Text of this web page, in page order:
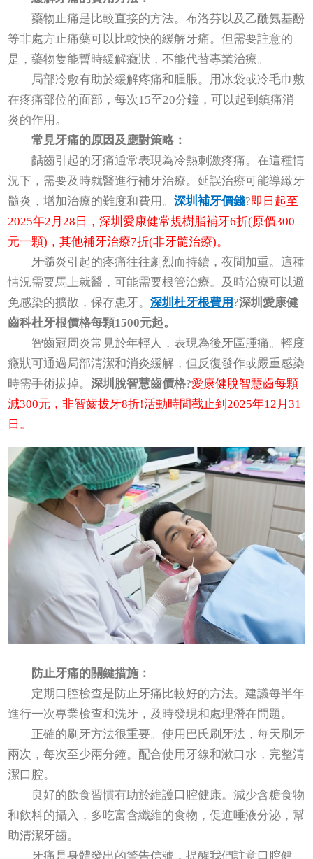
藥物止痛是比較直接的方法。布洛芬以及乙酰氨基酚
等非處方止痛藥可以比較快的緩解牙痛。但需要註意的
是，藥物隻能暫時緩解癥狀，不能代替專業治療。
局部冷敷有助於緩解疼痛和腫脹。用冰袋或冷毛巾敷
在疼痛部位的面部，每次15至20分鐘，可以起到鎮痛消
炎的作用。
常見牙痛的原因及應對策略：
齲齒引起的牙痛通常表現為冷熱刺激疼痛。在這種情
況下，需要及時就醫進行補牙治療。延誤治療可能導緻牙
髓炎，增加治療的難度和費用。深圳補牙價錢?即日起至
2025年2月28日，深圳愛康健常規樹脂補牙6折(原價300
元一顆)，其他補牙治療7折(非牙髓治療)。
牙髓炎引起的疼痛往往劇烈而持續，夜間加重。這種
情況需要馬上就醫，可能需要根管治療。及時治療可以避
免感染的擴散，保存患牙。深圳杜牙根費用 ?深圳愛康健
齒科杜牙根價格每顆1500元起。
智齒冠周炎常見於年輕人，表現為後牙區腫痛。輕度
癥狀可通過局部清潔和消炎緩解，但反復發作或嚴重感染
時需手術拔掉。深圳脫智慧齒價格?愛康健脫智慧齒每顆
減300元，非智齒拔牙8折!活動時間截止到2025年12月31
日。
防止牙痛的關鍵措施：
定期口腔檢查是防止牙痛比較好的方法。建議每半年
進行一次專業檢查和洗牙，及時發現和處理潛在問題。
正確的刷牙方法很重要。使用巴氏刷牙法，每天刷牙
兩次，每次至少兩分鐘。配合使用牙線和漱口水，完整清
潔口腔。
良好的飲食習慣有助於維護口腔健康。減少含糖食物
和飲料的攝入，多吃富含纖維的食物，促進唾液分泌，幫
助清潔牙齒。
牙痛是身體發出的警告信號，提醒我們註意口腔健